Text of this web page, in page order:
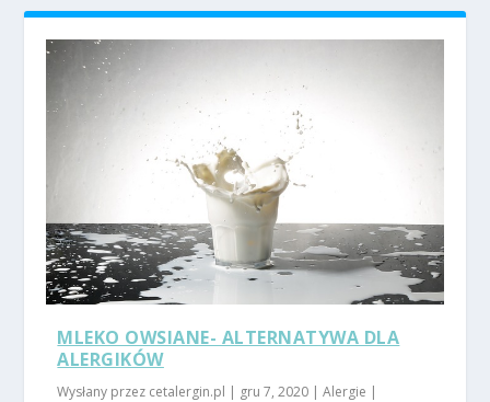
MLEKO OWSIANE- ALTERNATYWA DLA
ALERGIKÓW
Wysłany przez cetalergin.pl | gru 7, 2020 |Alergie |